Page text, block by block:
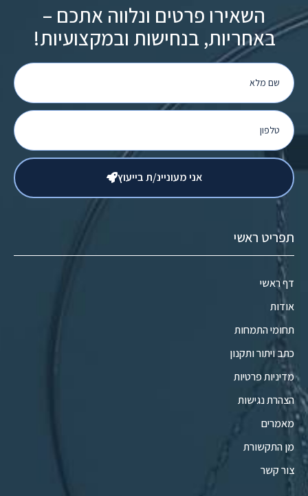
השאירו פרטים ונלווה אתכם –
באחריות, בנחישות ובמקצועיות!
אני מעוניינ/ת בייעוץ
תפריט ראשי
דף ראשי
אודות
תחומי התמחות
כתב ויתור ותקנון
מדיניות פרטיות
הצהרת נגישות
מאמרים
מן התקשורת
צור קשר